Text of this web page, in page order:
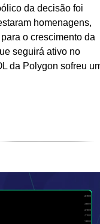
da decisão foi
homenagens,
o crescimento da
seguirá ativo no
da Polygon sofreu